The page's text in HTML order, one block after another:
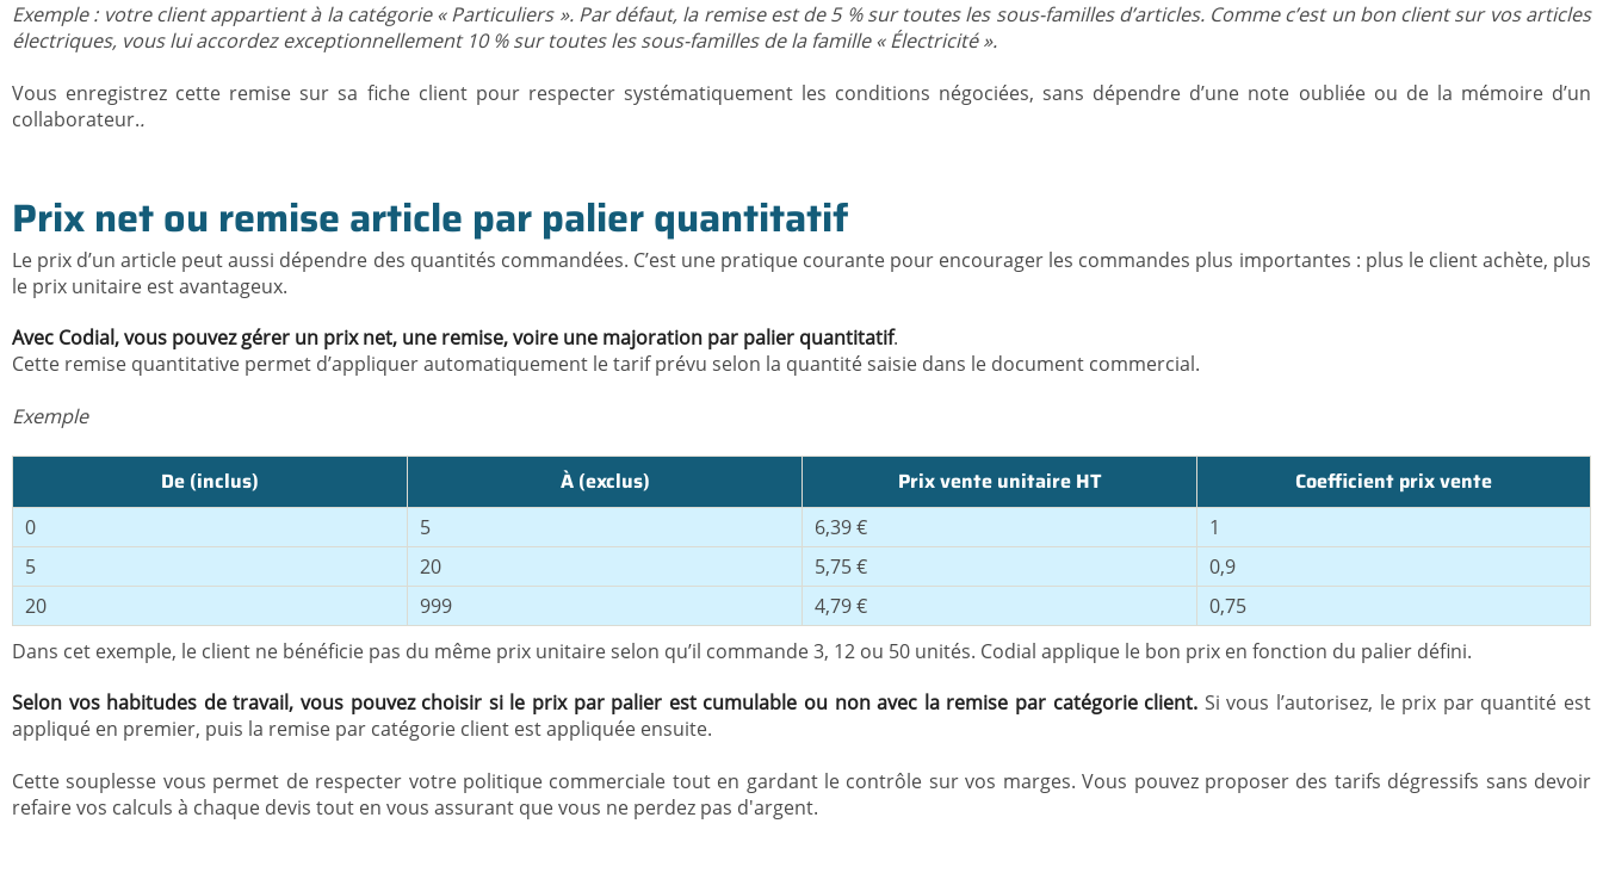
Exemple : votre client appartient à la catégorie « Particuliers ». Par défaut, la remise est de 5 % sur toutes les sous-familles d’articles. Comme c’est un bon client sur vos articles
électriques, vous lui accordez exceptionnellement 10 % sur toutes les sous-familles de la famille « Électricité ».
Vous enregistrez cette remise sur sa fiche client pour respecter systématiquement les conditions négociées, sans dépendre d’une note oubliée ou de la mémoire d’un
collaborateur..
Prix net ou remise article par palier quantitatif
Le prix d’un article peut aussi dépendre des quantités commandées. C’est une pratique courante pour encourager les commandes plus importantes : plus le client achète, plus
le prix unitaire est avantageux.
Avec Codial, vous pouvez gérer un prix net, une remise, voire une majoration par palier quantitatif.
Cette remise quantitative permet d’appliquer automatiquement le tarif prévu selon la quantité saisie dans le document commercial.
Exemple
De (inclus) À (exclus) Prix vente unitaire HT Coefficient prix vente
0 5 6,39 €
1
5
20 5,75 €
0,9
20
999 4,79 €
0,75
Dans cet exemple, le client ne bénéficie pas du même prix unitaire selon qu’il commande 3, 12 ou 50 unités. Codial applique le bon prix en fonction du palier défini.
Selon vos habitudes de travail, vous pouvez choisir si le prix par palier est cumulable ou non avec la remise par catégorie client. Si vous l’autorisez, le prix par quantité est
appliqué en premier, puis la remise par catégorie client est appliquée ensuite.
Cette souplesse vous permet de respecter votre politique commerciale tout en gardant le contrôle sur vos marges. Vous pouvez proposer des tarifs dégressifs sans devoir
refaire vos calculs à chaque devis tout en vous assurant que vous ne perdez pas d'argent.